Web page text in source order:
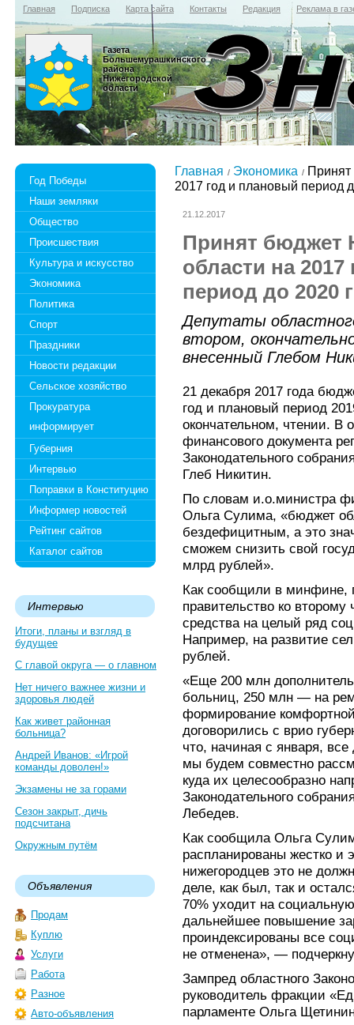
Главная Подписка Карта сайта Контакты Редакция Реклама в
Газета
Большемурашкинского
района
Нижегородской
области
Год Победы
Наши земляки
Общество
Происшествия
Культура и искусство
Экономика
Политика
Спорт
Праздники
Новости редакции
Сельское хозяйство
Прокуратура
информирует
Губерния
Интервью
Поправки в Конституцию
Информер новостей
Рейтинг сайтов
Каталог сайтов
Интервью
Итоги, планы и взгляд в
будущее
С главой округа — о главном
Нет ничего важнее жизни и
здоровья людей
Как живет районная
больница?
Андрей Иванов: «Игрой
команды доволен!»
Экзамены не за горами
Сезон закрыт, дичь
подсчитана
Окружным путём
Объявления
Продам
Куплю
Услуги
Работа
Разное
Авто-объявления
Главная Экономика
Принят
2017 год и плановый период
21.12.2017
Принят бюджет
области на
период до 2020
Депутаты
втором,
внесенный Глебом
21 декабря 2017 года
год и плановый период
окончательном, чтении. В
финансового документа
Законодательного
Глеб Никитин.
По словам и.о.министра
Ольга Сулима, «бюджет
бездефицитным, а это
сможем снизить свой
млрд рублей».
Как сообщили в минфине,
правительство ко
средства на целый ряд
Например, на развитие
рублей.
«Еще 200 млн
больниц, 250 млн — на
формирование
договорились с врио
что, начиная с января,
мы будем совместно
куда их целесообразно
Законодательного
Лебедев.
Как сообщила Ольга
распланированы жестко и
нижегородцев это не
деле, как был, так и
70% уходит на
дальнейшее повышение
проиндексированы все
не отменена», —
Зампред областного
руководитель фракции
парламенте Ольга